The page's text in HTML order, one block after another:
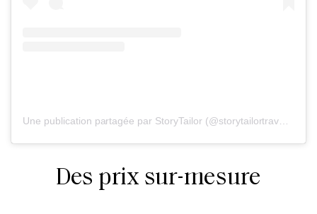
Des prix sur-mesure